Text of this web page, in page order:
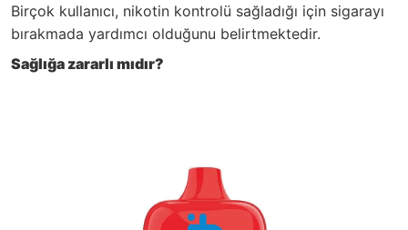
Birçok kullanıcı, nikotin kontrolü sağladığı için sigarayı
bırakmada yardımcı olduğunu belirtmektedir.
Sağlığa zararlı mıdır?